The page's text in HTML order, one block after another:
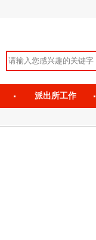
派出所工作